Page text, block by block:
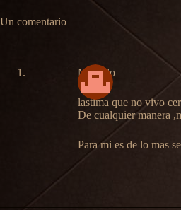
Un comentario
Moyado
lastima que no vivo
De cualquier manera
Para mi es de lo mas